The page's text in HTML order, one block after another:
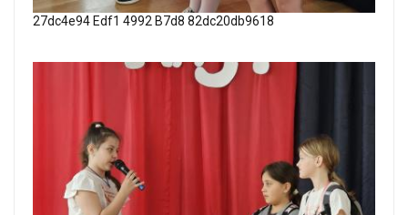
27dc4e94 Edf1 4992 B7d8 82dc20db9618